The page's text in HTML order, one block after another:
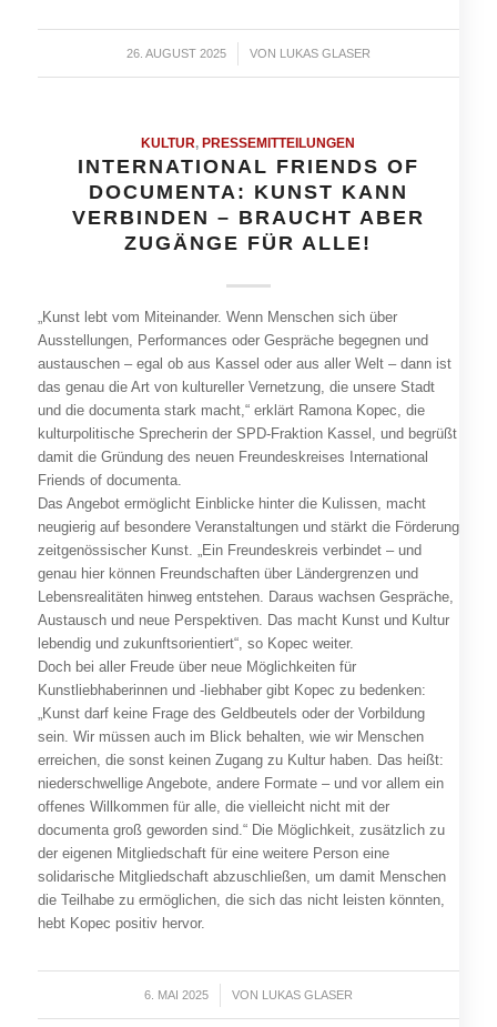
26. AUGUST 2025
/ VON LUKAS GLASER
KULTUR, PRESSEMITTEILUNGEN
INTERNATIONAL FRIENDS OF
DOCUMENTA: KUNST KANN
VERBINDEN – BRAUCHT ABER
ZUGÄNGE FÜR ALLE!
„Kunst lebt vom Miteinander. Wenn Menschen sich über
Ausstellungen, Performances oder Gespräche begegnen und
austauschen – egal ob aus Kassel oder aus aller Welt – dann ist
das genau die Art von kultureller Vernetzung, die unsere Stadt
und die documenta stark macht,“ erklärt Ramona Kopec, die
kulturpolitische Sprecherin der SPD-Fraktion Kassel, und begrüßt
damit die Gründung des neuen Freundeskreises International
Friends of documenta.
Das Angebot ermöglicht Einblicke hinter die Kulissen, macht
neugierig auf besondere Veranstaltungen und stärkt die Förderung
zeitgenössischer Kunst. „Ein Freundeskreis verbindet – und
genau hier können Freundschaften über Ländergrenzen und
Lebensrealitäten hinweg entstehen. Daraus wachsen Gespräche,
Austausch und neue Perspektiven. Das macht Kunst und Kultur
lebendig und zukunftsorientiert“, so Kopec weiter.
Doch bei aller Freude über neue Möglichkeiten für
Kunstliebhaberinnen und -liebhaber gibt Kopec zu bedenken:
„Kunst darf keine Frage des Geldbeutels oder der Vorbildung
sein. Wir müssen auch im Blick behalten, wie wir Menschen
erreichen, die sonst keinen Zugang zu Kultur haben. Das heißt:
niederschwellige Angebote, andere Formate – und vor allem ein
offenes Willkommen für alle, die vielleicht nicht mit der
documenta groß geworden sind.“ Die Möglichkeit, zusätzlich zu
der eigenen Mitgliedschaft für eine weitere Person eine
solidarische Mitgliedschaft abzuschließen, um damit Menschen
die Teilhabe zu ermöglichen, die sich das nicht leisten könnten,
hebt Kopec positiv hervor.
6. MAI 2025
/ VON LUKAS GLASER